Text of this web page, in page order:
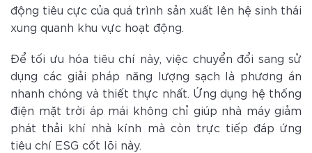
động tiêu cực của quá trình sản xuất lên hệ sinh thái
xung quanh khu vực hoạt động.
Để tối ưu hóa tiêu chí này, việc chuyển đổi sang sử
dụng các giải pháp năng lượng sạch là phương án
nhanh chóng và thiết thực nhất. Ứng dụng hệ thống
điện mặt trời áp mái không chỉ giúp nhà máy giảm
phát thải khí nhà kính mà còn trực tiếp đáp ứng
tiêu chí ESG cốt lõi này.